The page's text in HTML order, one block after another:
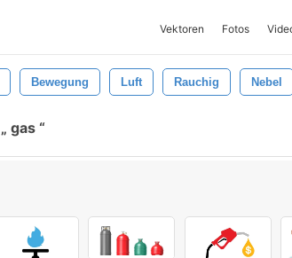
Vektoren Fotos
Bewegung Luft Rauchig Nebel
gas